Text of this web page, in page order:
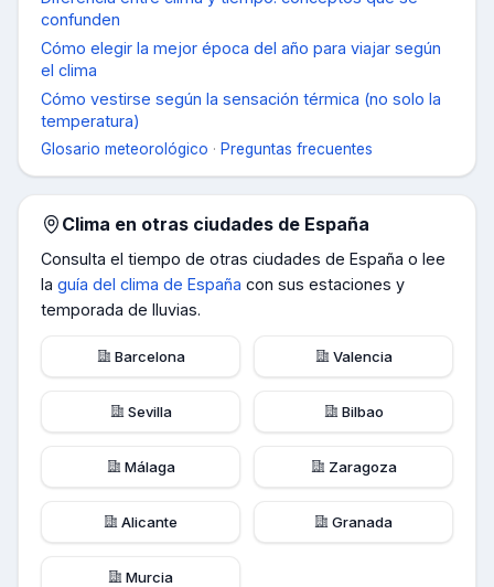
confunden
Cómo elegir la mejor época del año para viajar según
el clima
Cómo vestirse según la sensación térmica (no solo la
temperatura)
Glosario meteorológico · Preguntas frecuentes
Clima en otras ciudades de España
Consulta el tiempo de otras ciudades de España o lee
la guía del clima de España con sus estaciones y
temporada de lluvias.
Barcelona Valencia
Sevilla Bilbao
Málaga Zaragoza
Alicante Granada
Murcia